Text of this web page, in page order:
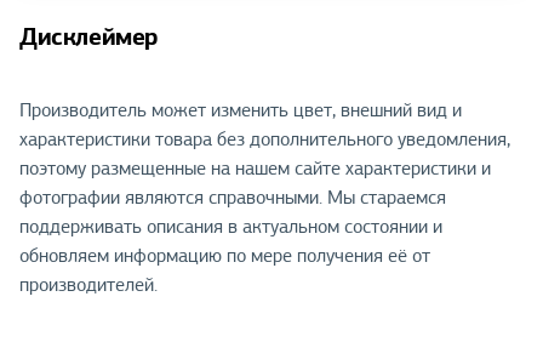
Дисклеймер
Производитель может изменить цвет, внешний вид и
характеристики товара без дополнительного уведомления,
поэтому размещенные на нашем сайте характеристики и
фотографии являются справочными. Мы стараемся
поддерживать описания в актуальном состоянии и
обновляем информацию по мере получения её от
производителей.